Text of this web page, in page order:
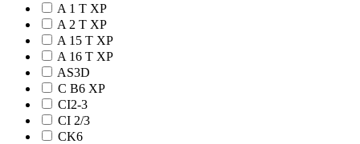
A 1 T XP
A 2 T XP
A 15 T XP
A 16 T XP
AS3D
C B6 XP
CI2-3
CI 2/3
CK6